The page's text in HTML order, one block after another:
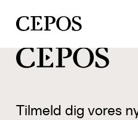
CEPOS logo
Tilmeld dig vores